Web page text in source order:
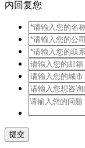
内回复您
提交